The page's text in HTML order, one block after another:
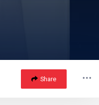
Share